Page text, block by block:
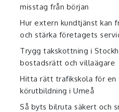
misstag från början
Hur extern kundtjänst kan
och stärka företagets
Trygg takskottning i
bostadsrätt och villaägare
Hitta rätt trafikskola för en
körutbildning i Umeå
Så byts bilruta säkert och